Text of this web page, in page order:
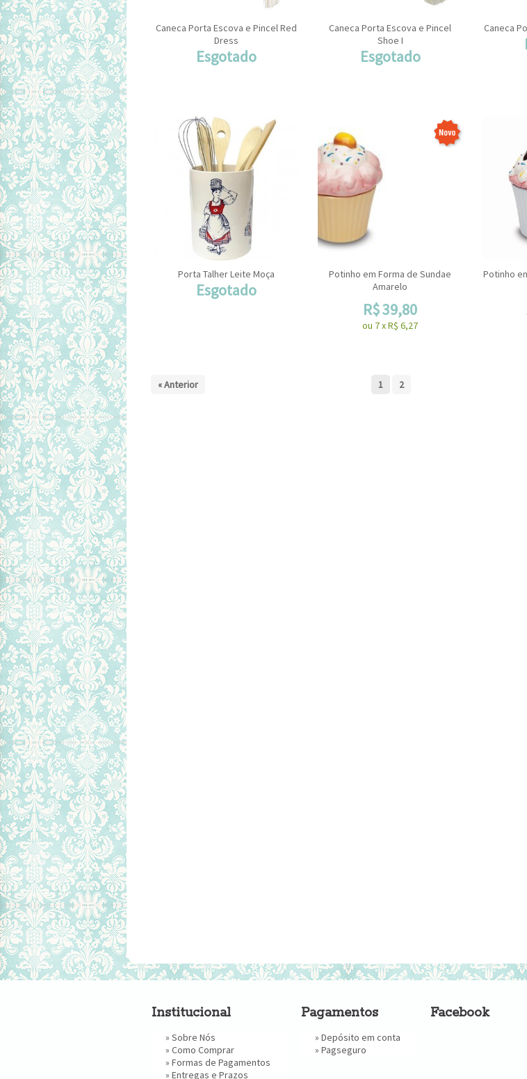
Caneca Porta Escova e Pincel Red
Dress
Esgotado
Caneca Porta Escova e Pincel
Shoe I
Esgotado
Caneca
Porta Talher Leite Moça
Esgotado
Potinho em Forma de Sundae
Amarelo
R$39,80
ou 7xR$ 6,27
Potinho
« Anterior 1 2
Institucional
» Sobre Nós
» Como Comprar
» Formas de Pagamentos
» Entregas e Prazos
Pagamentos
» Depósito em conta
» Pagseguro
Facebook